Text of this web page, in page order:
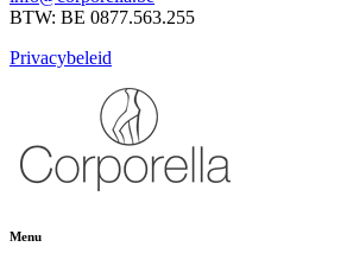
BTW: BE 0877.563.255
Privacybeleid
Menu